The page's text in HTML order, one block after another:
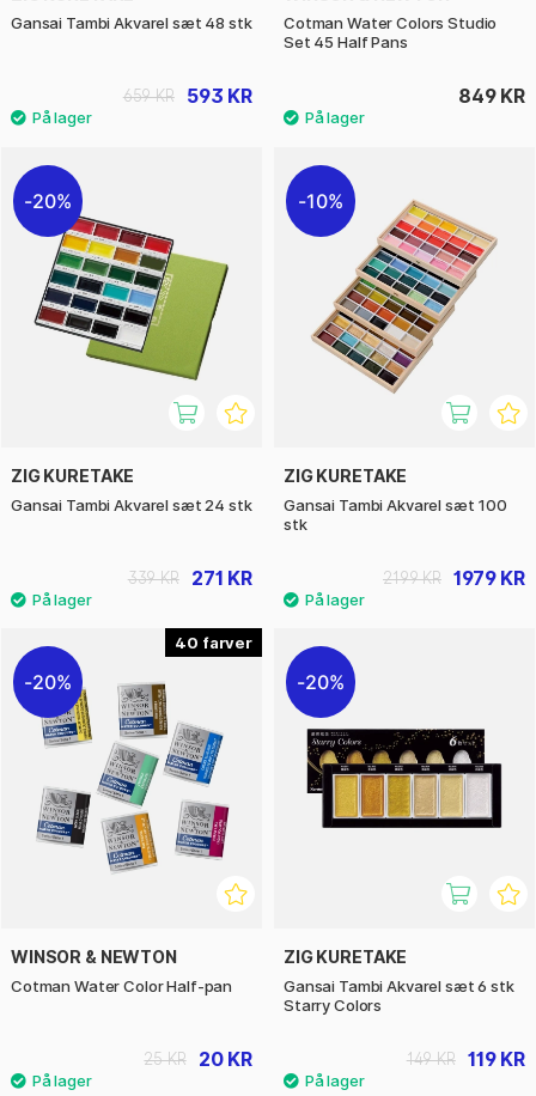
Gansai Tambi Akvarel sæt 48 stk
593 KR
659 KR
Cotman Water Colors Studio
Set 45 Half Pans
849 KR
20%
ZIG KURETAKE
Gansai Tambi Akvarel sæt 24 stk
271 KR
339 KR
10%
ZIG KURETAKE
Gansai Tambi Akvarel sæt 100
stk
1979 KR
2199 KR
40
20%
WINSOR & NEWTON
Cotman Water Color Half-pan
20 KR
25 KR
20%
ZIG KURETAKE
Gansai Tambi Akvarel sæt 6 stk
Starry Colors
119 KR
149 KR